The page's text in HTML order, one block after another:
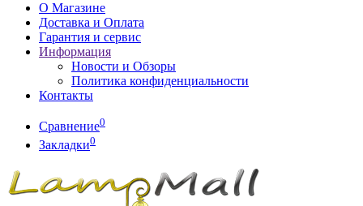
О Магазине
Доставка и Оплата
Гарантия и сервис
Информация
Новости и Обзоры
Политика конфиденциальности
Контакты
Сравнение0
Закладки0